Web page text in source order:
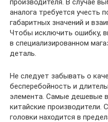
аналога требуется учесть
габаритных значений и
Чтобы исключить ошибку,
в специализированном
деталь.
Не следует забывать о
бесперебойность и
элемента. Самые дешевые
китайские производители.
головки находится в